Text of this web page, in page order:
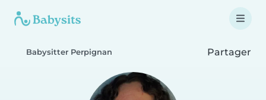
Babysitter Perpignan Partager